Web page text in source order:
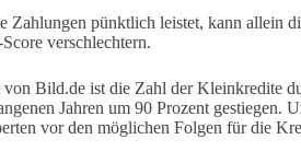
Zahlungen pünktlich leistet, kann allein
verschlechtern.
Bild.de ist die Zahl der Kleinkredite
Jahren um 90 Prozent gestiegen.
vor den möglichen Folgen für die